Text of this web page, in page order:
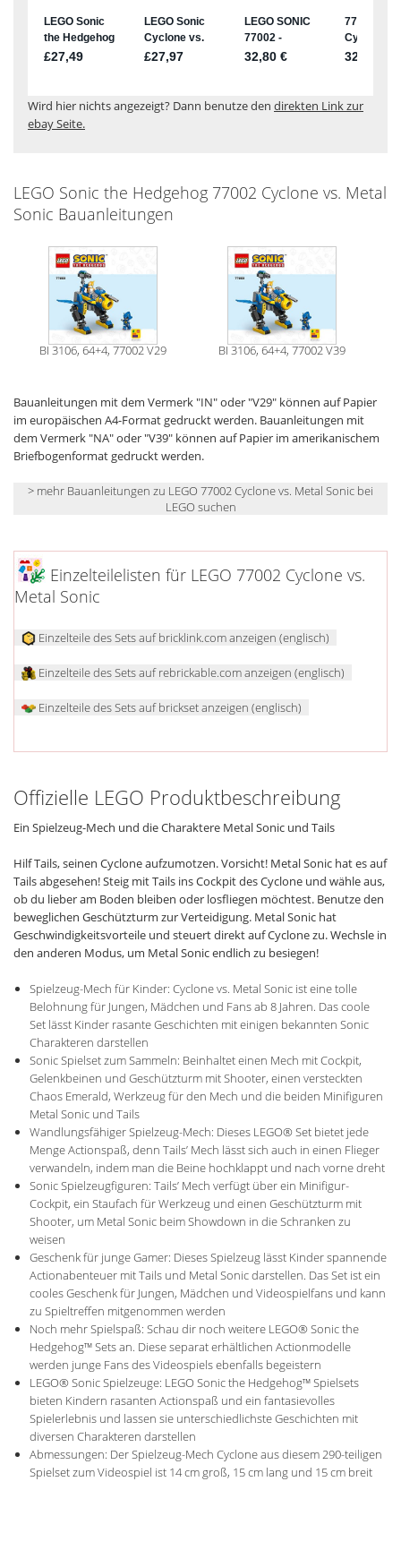
Wird hier nichts angezeigt? Dann benutze den direkten Link zur
ebay Seite.
LEGO Sonic the Hedgehog 77002 Cyclone vs. Metal
Sonic Bauanleitungen
BI 3106, 64+4, 77002 V29 BI 3106, 64+4, 77002 V39
Bauanleitungen mit dem Vermerk "IN" oder "V29" können auf Papier
im europäischen A4-Format gedruckt werden. Bauanleitungen mit
dem Vermerk "NA" oder "V39" können auf Papier im amerikanischem
Briefbogenformat gedruckt werden.
> mehr Bauanleitungen zu LEGO 77002 Cyclone vs. Metal Sonic bei
LEGO suchen
Einzelteilelisten für LEGO 77002 Cyclone vs.
Metal Sonic
Einzelteile des Sets auf bricklink.com anzeigen (englisch)
Einzelteile des Sets auf rebrickable.com anzeigen (englisch)
Einzelteile des Sets auf brickset anzeigen (englisch)
Offizielle LEGO Produktbeschreibung
Ein Spielzeug-Mech und die Charaktere Metal Sonic und Tails
Hilf Tails, seinen Cyclone aufzumotzen. Vorsicht! Metal Sonic hat es auf
Tails abgesehen! Steig mit Tails ins Cockpit des Cyclone und wähle aus,
ob du lieber am Boden bleiben oder losfliegen möchtest. Benutze den
beweglichen Geschützturm zur Verteidigung. Metal Sonic hat
Geschwindigkeitsvorteile und steuert direkt auf Cyclone zu. Wechsle in
den anderen Modus, um Metal Sonic endlich zu besiegen!
Spielzeug-Mech für Kinder: Cyclone vs. Metal Sonic ist eine tolle
Belohnung für Jungen, Mädchen und Fans ab 8 Jahren. Das coole
Set lässt Kinder rasante Geschichten mit einigen bekannten Sonic
Charakteren darstellen
Sonic Spielset zum Sammeln: Beinhaltet einen Mech mit Cockpit,
Gelenkbeinen und Geschützturm mit Shooter, einen versteckten
Chaos Emerald, Werkzeug für den Mech und die beiden Minifiguren
Metal Sonic und Tails
Wandlungsfähiger Spielzeug-Mech: Dieses LEGO® Set bietet jede
Menge Actionspaß, denn Tails’ Mech lässt sich auch in einen Flieger
verwandeln, indem man die Beine hochklappt und nach vorne dreht
Sonic Spielzeugfiguren: Tails’ Mech verfügt über ein Minifigur-
Cockpit, ein Staufach für Werkzeug und einen Geschützturm mit
Shooter, um Metal Sonic beim Showdown in die Schranken zu
weisen
Geschenk für junge Gamer: Dieses Spielzeug lässt Kinder spannende
Actionabenteuer mit Tails und Metal Sonic darstellen. Das Set ist ein
cooles Geschenk für Jungen, Mädchen und Videospielfans und kann
zu Spieltreffen mitgenommen werden
Noch mehr Spielspaß: Schau dir noch weitere LEGO® Sonic the
Hedgehog™ Sets an. Diese separat erhältlichen Actionmodelle
werden junge Fans des Videospiels ebenfalls begeistern
LEGO® Sonic Spielzeuge: LEGO Sonic the Hedgehog™ Spielsets
bieten Kindern rasanten Actionspaß und ein fantasievolles
Spielerlebnis und lassen sie unterschiedlichste Geschichten mit
diversen Charakteren darstellen
Abmessungen: Der Spielzeug-Mech Cyclone aus diesem 290-teiligen
Spielset zum Videospiel ist 14 cm groß, 15 cm lang und 15 cm breit